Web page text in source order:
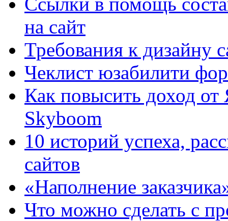
на сайт
Требования к дизайну
Чеклист юзабилити
Как повысить доход
Skyboom
10 историй успеха,
сайтов
«Наполнение
Что можно сделать с